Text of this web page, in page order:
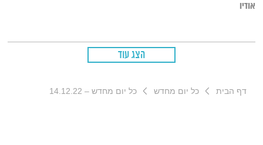
אודיו
הצג עוד
דף הבית כל יום מחדש כל יום מחדש – 14.12.22